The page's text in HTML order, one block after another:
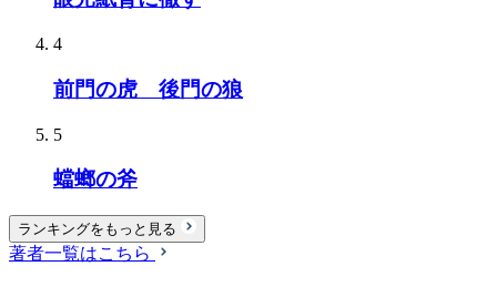
4
前門の虎 後門の狼
5
蟷螂の斧
ランキングをもっと見る
著者一覧はこちら